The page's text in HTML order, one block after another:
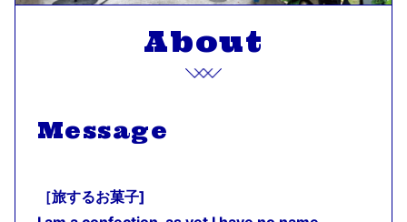
About
Message
［旅するお菓子]